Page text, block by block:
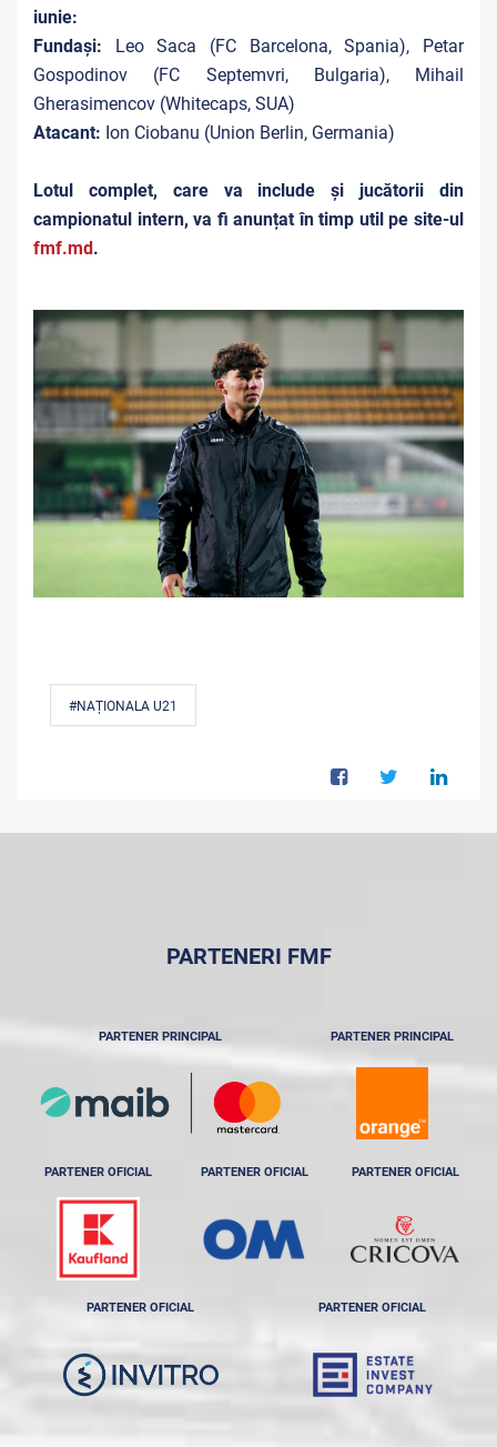
iunie:
Fundași: Leo Saca (FC Barcelona, Spania), Petar
Gospodinov (FC Septemvri, Bulgaria), Mihail
Gherasimencov (Whitecaps, SUA)
Atacant: Ion Ciobanu (Union Berlin, Germania)
Lotul complet, care va include și jucătorii din
campionatul intern, va fi anunțat în timp util pe site-ul
fmf.md.
#NAȚIONALA U21
PARTENERI FMF
PARTENER PRINCIPAL PARTENER PRINCIPAL
PARTENER OFICIAL PARTENER OFICIAL PARTENER OFICIAL
PARTENER OFICIAL PARTENER OFICIAL